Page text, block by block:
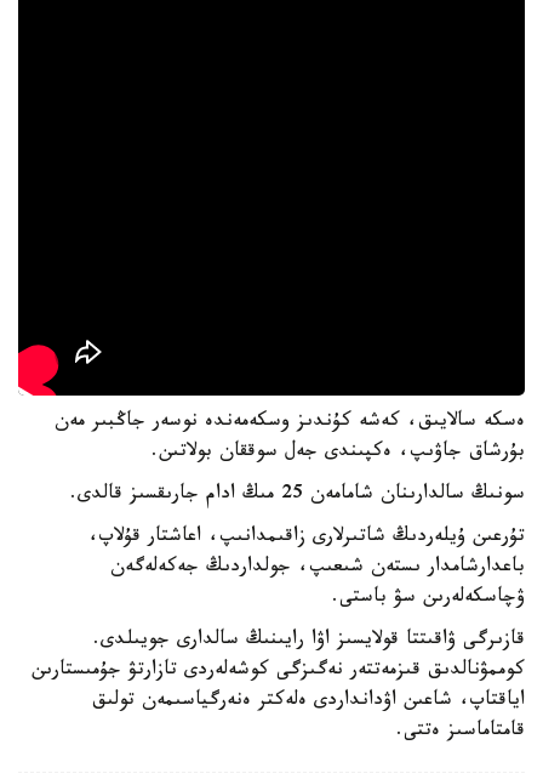
ەسكە سالايىق، كەشە كۇندىز وسكەمەندە نوسەر جاڭبىر مەن
بۇرشاق جاۋىپ، ەكپىندى جەل سوققان بولاتىن.
سونىڭ سالدارىنان شامامەن 25 مىڭ ادام جارىقسىز قالدى.
تۇرعىن ۇيلەردىڭ شاتىرلارى زاقىمدانىپ، اعاشتار قۇلاپ،
باعدارشامدار ىستەن شىعىپ، جولداردىڭ جەكەلەگەن
ۋچاسكەلەرىن سۋ باستى.
قازىرگى ۋاقىتتا قولايسىز اۋا رايىنىڭ سالدارى جويىلدى.
كوممۋنالدىق قىزمەتتەر نەگىزگى كوشەلەردى تازارتۋ جۇمىستارىن
اياقتاپ، شاعىن اۋدانداردى ەلەكتر ەنەرگياسىمەن تولىق
قامتاماسىز ەتتى.